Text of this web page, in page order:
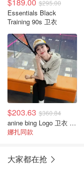
$295.00
Essentials Black
Training 90s 卫衣
$203.63 $360.84
anine bing Logo 卫衣 黑色
娜扎同款
大家都在抢